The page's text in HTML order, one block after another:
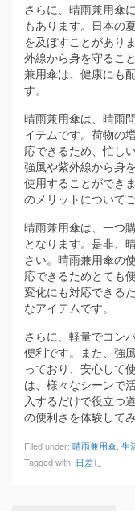
さらに、晴雨兼用傘
もあります。日本の
を及ぼすことがあり
外線から身を守るこ
兼用傘は、健康にも
す。
晴雨兼用傘は、晴雨
イテムです。荷物の
応できるため、忙し
強風や紫外線から身
使用することができ
のメリットについて
晴雨兼用傘は、一つ
となります。是非、
さい。晴雨兼用傘の
応できるためとても
変化にも対応できる
なアイテムです。
さらに、軽量でコン
便利です。また、強
っており、安心して
は、様々なシーンで
入するだけで役立つ
の便利さを体験して
Filed under: 晴雨兼用傘 生
Tagged with: 日差し